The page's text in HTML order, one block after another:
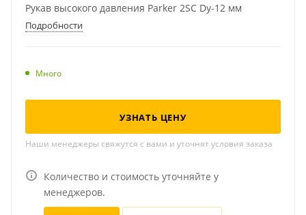
Рукав высокого давления Parker 2SC Dу-12 мм
Подробности
Много
УЗНАТЬ ЦЕНУ
Наши менеджеры свяжутся с вами и уточнят условия заказа
Количество и стоимость уточняйте у
менеджеров.